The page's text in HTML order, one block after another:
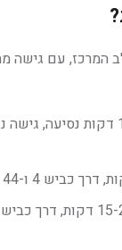
המרכז, עם גישה
10-15 דקות נסיעה,